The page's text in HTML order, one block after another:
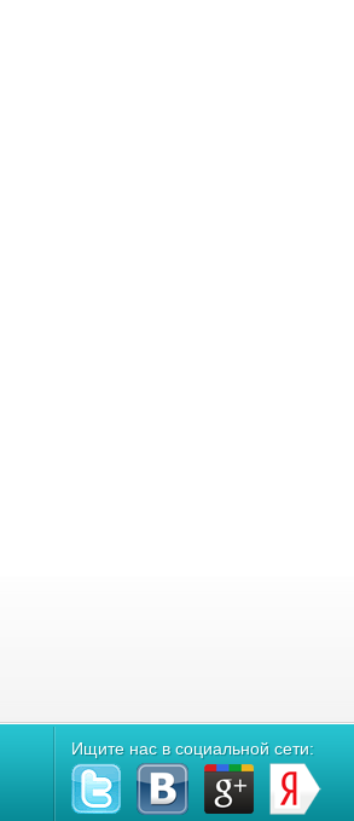
Ищите нас в социальной сети: